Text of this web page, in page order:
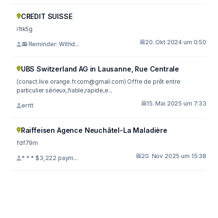
CREDIT SUISSE
i1tk5g
📻 Reminder: Withd... 20. Okt 2024 um 0:50
UBS Switzerland AG in Lausanne, Rue Centrale
(conact.live.orange.fr.com@gmail.com) Offre de prêt entre
particulier sérieux,fiable,rapide,e...
errtt 15. Mai 2025 um 7:33
Raiffeisen Agence Neuchâtel-La Maladière
fdf79m
* * * $3,222 paym... 20. Nov 2025 um 15:38